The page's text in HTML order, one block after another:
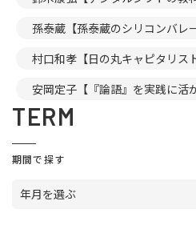
孫泰蔵【孫泰蔵のシリコンバレ
村口和孝【日の丸キャピタリス
安岡定子【『論語』を実践に活
TERM
期間で探す
年月を選ぶ